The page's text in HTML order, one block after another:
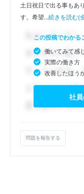
土日祝日で出る事もあ
す。希望...続きを読む(
この投稿でわかる
働いてみて感
実際の働き方
改善したほう
社
問題を報告する